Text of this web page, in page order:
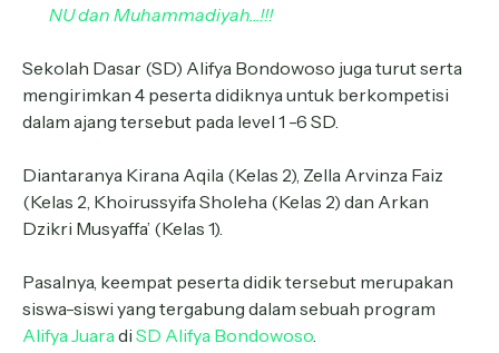
NU dan Muhammadiyah...!!!
Sekolah Dasar (SD) Alifya Bondowoso juga turut serta
mengirimkan 4 peserta didiknya untuk berkompetisi
dalam ajang tersebut pada level 1 -6 SD.
Diantaranya Kirana Aqila (Kelas 2), Zella Arvinza Faiz
(Kelas 2, Khoirussyifa Sholeha (Kelas 2) dan Arkan
Dzikri Musyaffa’ (Kelas 1).
Pasalnya, keempat peserta didik tersebut merupakan
siswa-siswi yang tergabung dalam sebuah program
Alifya Juaradi SD Alifya Bondowoso.